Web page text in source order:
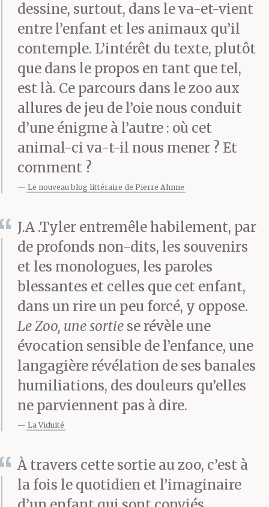
aurait dit que la maison
elle se soulevait, et le
lendemain matin papa
il m’a dit que les os ça
pouvait se casser
comme les arbres. Tu
savais que tes os
pouvaient se briser
comme les branches de
cet arbre ?Je me suis
bouché les oreilles. C’est
quand il a dit ça, quand
il a expliqué que je
pouvais m’ouvrir le
visage en deux à cause
du ballon et que mes
bras ou mes jambes
comme les branches
d’un arbre, c’est ces
dessine, surtout, dans le va-et-vient
entre l’enfant et les animaux qu’il
contemple. L’intérêt du texte, plutôt
que dans le propos en tant que tel,
est là. Ce parcours dans le zoo aux
allures de jeu de l’oie nous conduit
d’une énigme à l’autre : où cet
animal-ci va-t-il nous mener ? Et
comment ?
Le nouveau blog littéraire de Pierre Ahnne
J.A .Tyler entremêle habilement, par
de profonds non-dits, les souvenirs
et les monologues, les paroles
blessantes et celles que cet enfant,
dans un rire un peu forcé, y oppose.
Le Zoo, une sortie se révèle une
évocation sensible de l’enfance, une
langagière révélation de ses banales
humiliations, des douleurs qu’elles
ne parviennent pas à dire.
La Viduité
À travers cette sortie au zoo, c’est à
la fois le quotidien et l’imaginaire